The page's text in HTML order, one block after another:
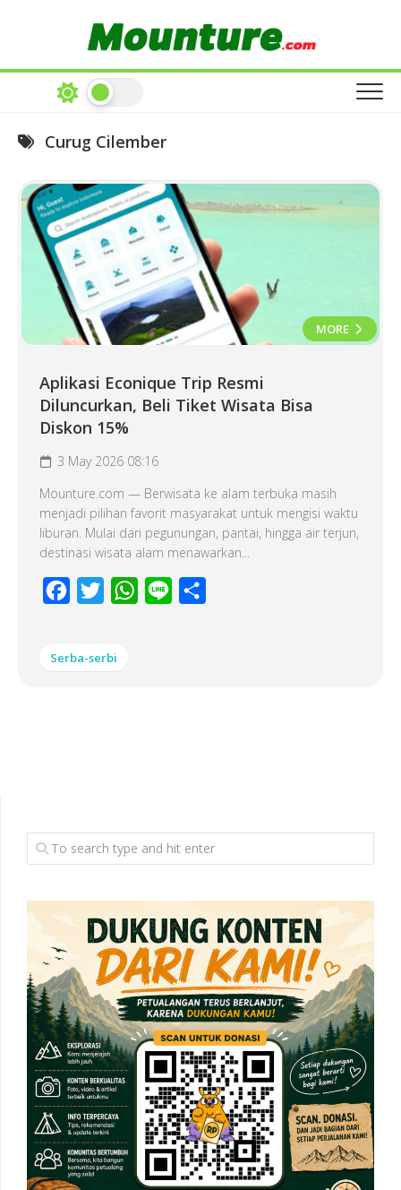
Curug Cilember
MORE
Aplikasi Econique Trip Resmi
Diluncurkan, Beli Tiket Wisata Bisa
Diskon 15%
3 May 2026 08:16
Mounture.com — Berwisata ke alam terbuka masih
menjadi pilihan favorit masyarakat untuk mengisi waktu
liburan. Mulai dari pegunungan, pantai, hingga air terjun,
destinasi wisata alam menawarkan...
Facebook
Twitter WhatsApp
Line
Serba-serbi